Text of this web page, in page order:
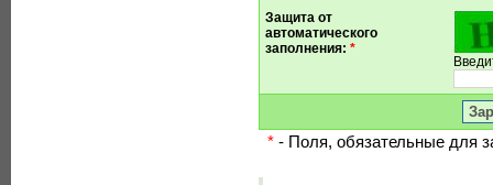
Защита от
автоматического
заполнения: *
*- Поля, обязательные для